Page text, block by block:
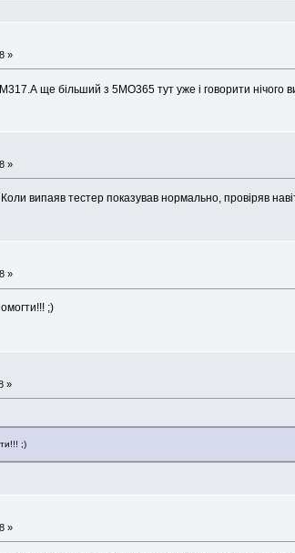
»
ще більший з 5МО365 тут уже і говорити нічого
»
випаяв тестер показував нормально, провіряв
»
;)
»
;)
»